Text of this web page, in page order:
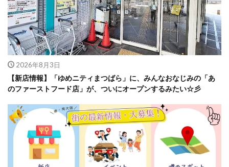
2026年8月3日
【新店情報】「ゆめニティまつばら」に、みんなおなじみの「あ
のファーストフード店」が、ついにオープンするみたい☆彡